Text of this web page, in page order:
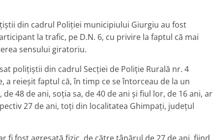
din cadrul Poliției municipiului Giurgiu au fost
la trafic, pe D.N. 6, cu privire la faptul că mai
sensului giratoriu.
polițiștii din cadrul Secției de Poliție Rurală nr. 4
reieșit faptul că, în timp ce se întorceau de la un
48 de ani, soția sa, de 40 de ani și fiul lor, de 16 ani, ar
27 de ani, toți din localitatea Ghimpați, județul